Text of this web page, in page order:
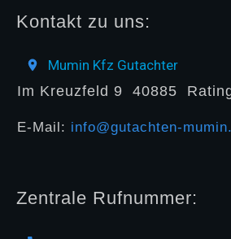
Kontakt zu uns:
Mumin Kfz Gutachter
Im Kreuzfeld 9 40885
E-Mail: info@gutachten-
Zentrale Rufnummer: